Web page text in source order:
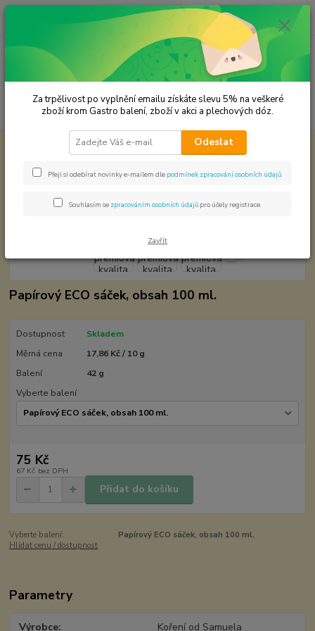
Menu
Hledat
ks
za 0,00 Kč
Premium koření Anýz celý premiová kvalita
Anýz celý premiová kvalita
Papírový ECO sáček, obsah 100 ml.
Dostupnost
Skladem
Měrná cena
17,86 Kč / 10 g
Balení
42 g
Vyberte balení
75 Kč
67 Kč bez DPH
Přidat do košíku
Vyberte balení:
Papírový ECO sáček, obsah 100 ml.
Hlídat cenu / dostupnost
Parametry
Výrobce Koření od Samuela
Za trpělivost po vyplnění emailu získáte slevu 5% na veškeré
zboží krom Gastro balení, zboží v akci a plechových dóz.
Odeslat
Přeji si odebírat novinky e-mailem dle podmínek zpracování osobních údajů
Souhlasím se zpracováním osobních údajů pro účely registrace.
Zavřít